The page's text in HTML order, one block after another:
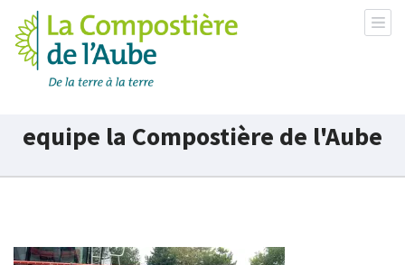
equipe la Compostière de l'Aube